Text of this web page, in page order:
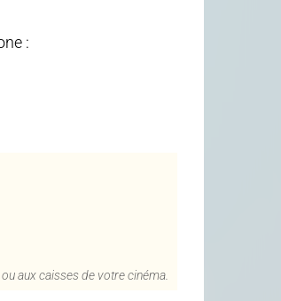
:
aux caisses de votre cinéma.